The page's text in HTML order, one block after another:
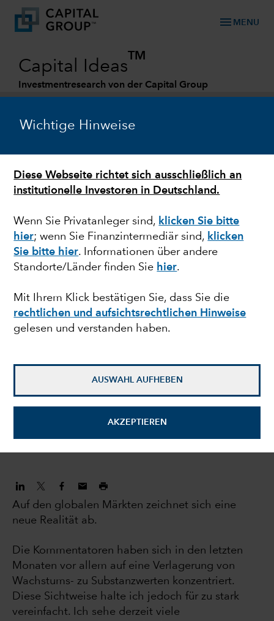
Wichtige Hinweise
Diese Webseite richtet sich ausschließlich an
institutionelle Investoren in Deutschland.
Wenn Sie Privatanleger sind, klicken Sie bitte
hier; wenn Sie Finanzintermediär sind, klicken
Sie bitte hier. Informationen über andere
Standorte/Länder finden Sie hier.
Mit Ihrem Klick bestätigen Sie, dass Sie die
rechtlichen und aufsichtsrechtlichen Hinweise
gelesen und verstanden haben.
AUSWAHL AUFHEBEN
AKZEPTIEREN
menu MENU
Capital Ideas
TM
Investmentresearch von der Capital Group
MÄRKTE & WIRTSCHAFT
Eine neue Realität für
Investoren: 5 grosse
Trends, die die Märkte
Aktien-Portfoliomanager
Auf den globalen Märkten zeichnet sich eine
neue Realität ab.
Die Kommentatoren haben sich in den letzten
Monaten vor allem auf eine Verlagerung von
Wachstums- zu Substanzwerten konzentriert.
Diese Sichtweise halte ich jedoch für zu stark
vereinfacht. Ich sehe derzeit viele